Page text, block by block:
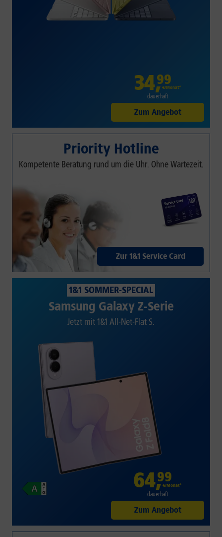
34,99
€/Monat*
dauerhaft
Zum Angebot
Priority Hotline
Kompetente Beratung rund um die Uhr. Ohne Wartezeit.
Zur 1&1 Service Card
1&1 SOMMER-SPECIAL
Samsung Galaxy Z-Serie
Jetzt mit 1&1 All-Net-Flat S.
64,99
€/Monat*
dauerhaft
Zum Angebot